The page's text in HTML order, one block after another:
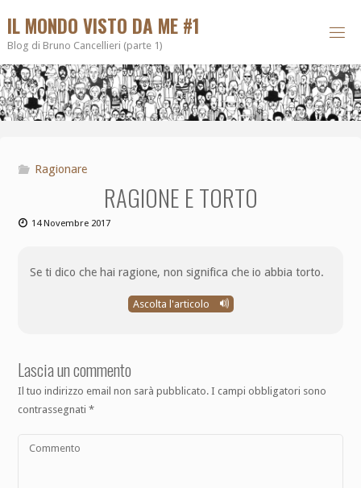
IL MONDO VISTO DA ME #1
Blog di Bruno Cancellieri (parte 1)
Ragionare
RAGIONE E TORTO
14 Novembre 2017
Se ti dico che hai ragione, non significa che io abbia torto.
Ascolta l'articolo
Lascia un commento
Il tuo indirizzo email non sarà pubblicato. I campi obbligatori sono
contrassegnati*